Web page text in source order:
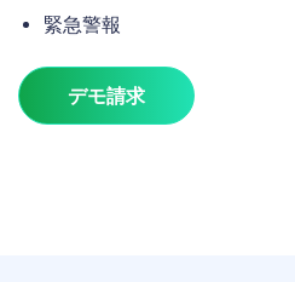
緊急警報
デモ請求